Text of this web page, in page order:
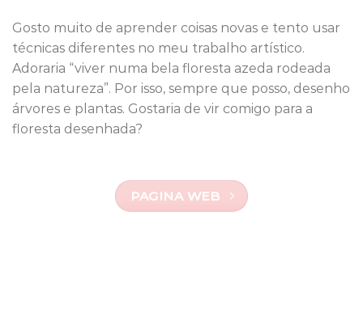
Gosto muito de aprender coisas novas e tento usar
técnicas diferentes no meu trabalho artístico.
Adoraria “viver numa bela floresta azeda rodeada
pela natureza”. Por isso, sempre que posso, desenho
árvores e plantas. Gostaria de vir comigo para a
floresta desenhada?
PAGINA WEB